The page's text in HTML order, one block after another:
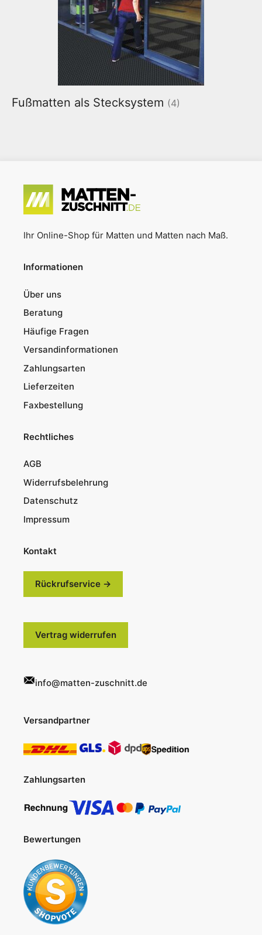
Fußmatten als Stecksystem (4)
Ihr Online-Shop für Matten und Matten nach Maß.
Informationen
Über uns
Beratung
Häufige Fragen
Versandinformationen
Zahlungsarten
Lieferzeiten
Faxbestellung
Rechtliches
AGB
Widerrufsbelehrung
Datenschutz
Impressum
Kontakt
Rückrufservice →
Vertrag widerrufen
info@matten-zuschnitt.de
Versandpartner
Zahlungsarten
Bewertungen